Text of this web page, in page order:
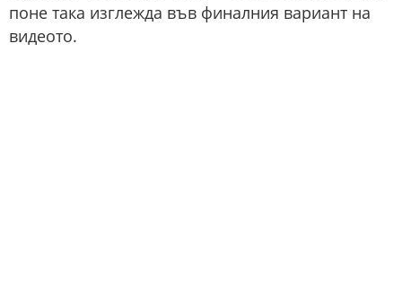
поне така изглежда във финалния вариант на
видеото.